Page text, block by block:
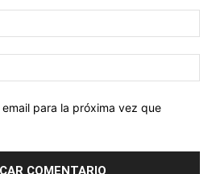
para la próxima vez que